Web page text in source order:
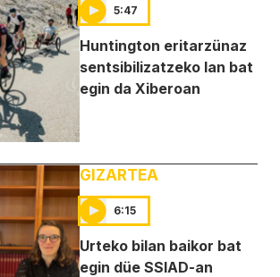
5:47
Huntington eritarzünaz
sentsibilizatzeko lan bat
egin da Xiberoan
GIZARTEA
6:15
Urteko bilan baikor bat
egin düe SSIAD-an